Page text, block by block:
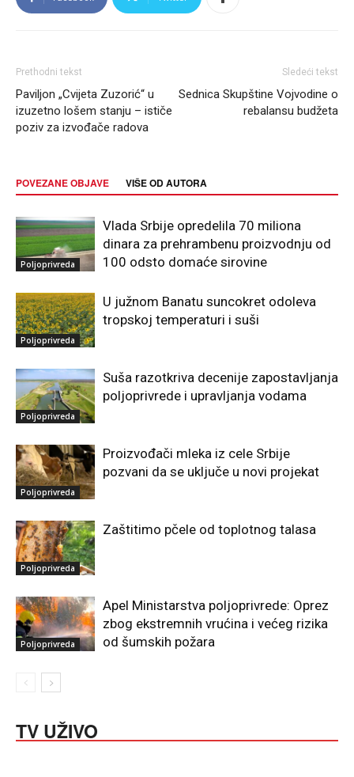
Prethodni tekst
Paviljon „Cvijeta Zuzorić“ u
izuzetno lošem stanju – ističe
poziv za izvođače radova
Sledeći tekst
Sednica Skupštine Vojvodine o
rebalansu budžeta
POVEZANE OBJAVE VIŠE OD AUTORA
Poljoprivreda
Vlada Srbije opredelila 70 miliona
dinara za prehrambenu proizvodnju od
100 odsto domaće sirovine
Poljoprivreda
U južnom Banatu suncokret odoleva
tropskoj temperaturi i suši
Poljoprivreda
Suša razotkriva decenije zapostavljanja
poljoprivrede i upravljanja vodama
Poljoprivreda
Proizvođači mleka iz cele Srbije
pozvani da se uključe u novi projekat
Poljoprivreda
Zaštitimo pčele od toplotnog talasa
Poljoprivreda
Apel Ministarstva poljoprivrede: Oprez
zbog ekstremnih vrućina i većeg rizika
od šumskih požara
TV UŽIVO